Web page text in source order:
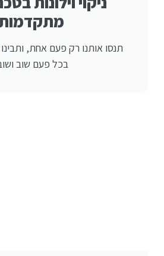
תנסו אותנו רק פעם אחת,
בכל פעם שוב